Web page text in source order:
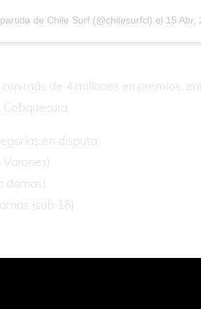
de Chile Surf (@chilesurfcl) el 15 Abr,
más de 4 millones en premios,
en disputa:
Varones)
damas)
(sub 18)